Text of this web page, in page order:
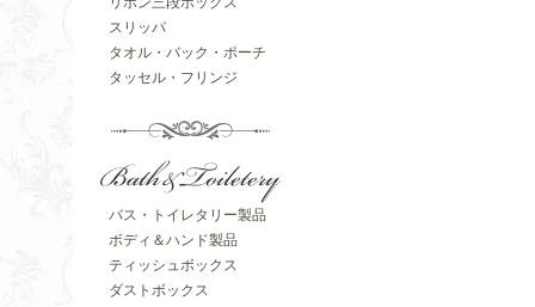
スリッパ
タオル・バック・ポーチ
タッセル・フリンジ
バス・トイレタリー製品
ボディ＆ハンド製品
ティッシュボックス
ダストボックス